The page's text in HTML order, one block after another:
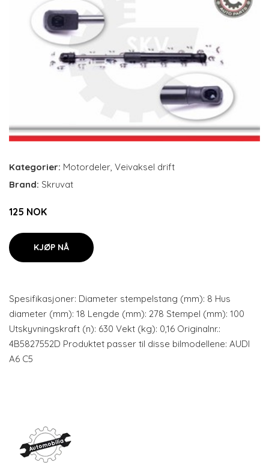
Kategorier: Motordeler, Veivaksel drift
Brand: Skruvat
125 NOK
KJØP NÅ
Spesifikasjoner: Diameter stempelstang (mm): 8 Hus
diameter (mm): 18 Lengde (mm): 278 Stempel (mm): 100
Utskyvningskraft (n): 630 Vekt (kg): 0,16 Originalnr.:
4B5827552D Produktet passer til disse bilmodellene: AUDI
A6 C5